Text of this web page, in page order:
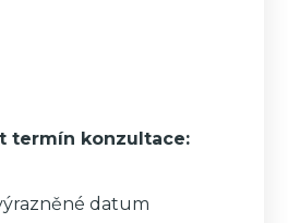
termín konzultace:
datum